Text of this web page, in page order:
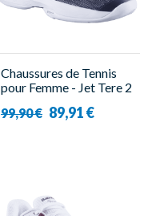
Chaussures de Tennis
pour Femme - Jet Tere 2
- Babolat
99,90 € 89,91 €